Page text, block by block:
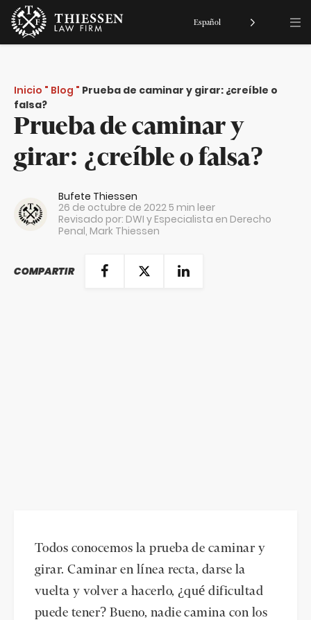
Inicio " Blog " Prueba de caminar y girar: ¿creíble o
falsa?
Prueba de caminar y
girar: ¿creíble o falsa?
Bufete Thiessen
26 de octubre de 2022 5 min leer
Revisado por: DWI y Especialista en Derecho
Penal, Mark Thiessen
COMPARTIR
Todos conocemos la prueba de caminar y
girar. Caminar en línea recta, darse la
vuelta y volver a hacerlo, ¿qué dificultad
puede tener? Bueno, nadie camina con los
Español